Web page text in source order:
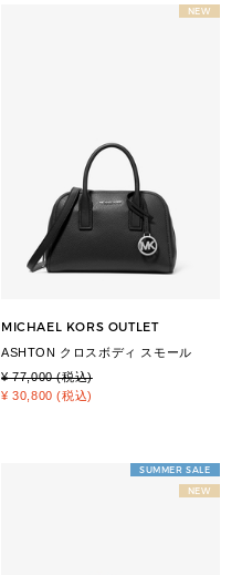
NEW
MICHAEL KORS OUTLET
ASHTON クロスボディ スモール
¥ 77,000 (税込)
¥ 30,800 (税込)
SUMMER SALE
NEW